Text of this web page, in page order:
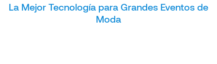
La Mejor Tecnología para Grandes Eventos de
Moda